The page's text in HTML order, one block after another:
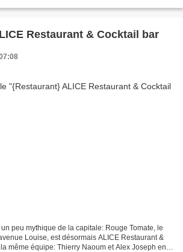
Restaurant & Cocktail bar
peu mythique de la capitale: Rouge Tomate, le
Louise, est désormais ALICE Restaurant &
même équipe: Thierry Naoum et Alex Joseph en